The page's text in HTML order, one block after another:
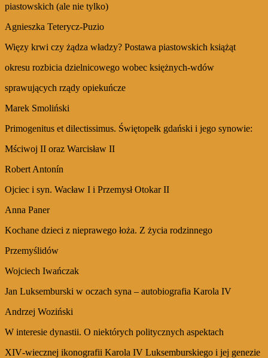
piastowskich (ale nie tylko)
Agnieszka Teterycz‑Puzio
Więzy krwi czy żądza władzy? Postawa piastowskich książąt
okresu rozbicia dzielnicowego wobec księżnych‑wdów
sprawujących rządy opiekuńcze
Marek Smoliński
Primogenitus et dilectissimus. Świętopełk gdański i jego synowie:
Mściwoj II oraz Warcisław II
Robert Antonín
Ojciec i syn. Wacław I i Przemysł Otokar II
Anna Paner
Kochane dzieci z nieprawego łoża. Z życia rodzinnego
Przemyślidów
Wojciech Iwańczak
Jan Luksemburski w oczach syna – autobiografia Karola IV
Andrzej Woziński
W interesie dynastii. O niektórych politycznych aspektach
XIV‑wiecznej ikonografii Karola IV Luksemburskiego i jej genezie